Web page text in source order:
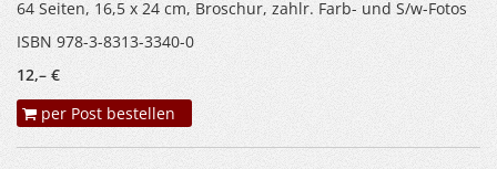
64 Seiten, 16,5 x 24 cm, Broschur, zahlr. Farb- und S/w-Fotos
ISBN 978-3-8313-3340-0
12,– €
per Post bestellen